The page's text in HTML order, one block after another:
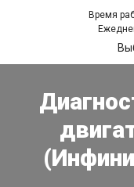
Время